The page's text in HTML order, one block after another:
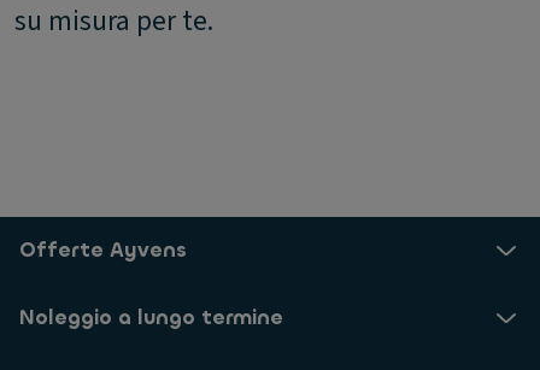
su misura per te.
Offerte Ayvens
Noleggio a lungo termine